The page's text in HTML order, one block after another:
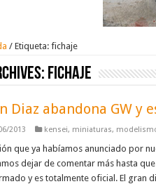
/ Etiqueta: fichaje
fichaje
Diaz abandona GW
2013 kensei, miniaturas,
que ya habíamos anunciado por
dejar de comentar más hasta
y es totalmente oficial. El gran